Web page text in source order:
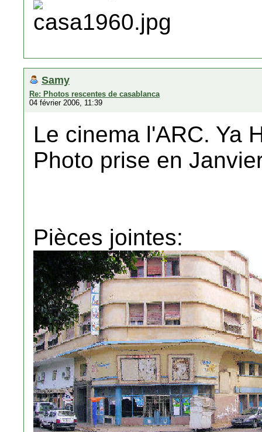
Samy
Re: Photos rescentes de casablanca
04 février 2006, 11:39
Le cinema l'ARC. Ya
Photo prise en
Pièces jointes: